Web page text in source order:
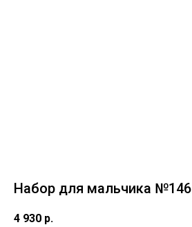
Набор для мальчика №146
4 930 р.